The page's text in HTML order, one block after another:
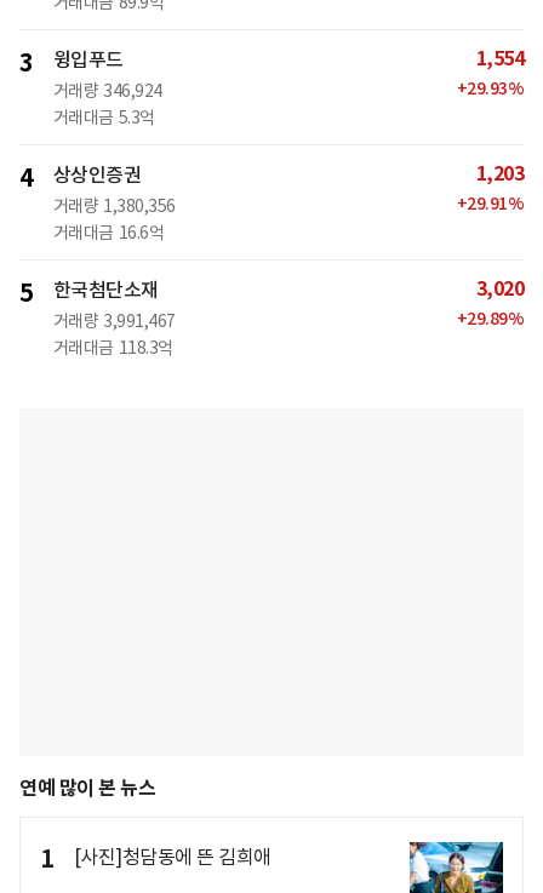
3 윙입푸드
거래량 346,924
거래대금 5.3억
1,554
+29.93%
4 상상인증권
거래량 1,380,356
거래대금 16.6억
1,203
+29.91%
5 한국첨단소재
거래량 3,991,467
거래대금 118.3억
3,020
+29.89%
연예 많이 본 뉴스
1 [사진]청담동에 뜬 김희애